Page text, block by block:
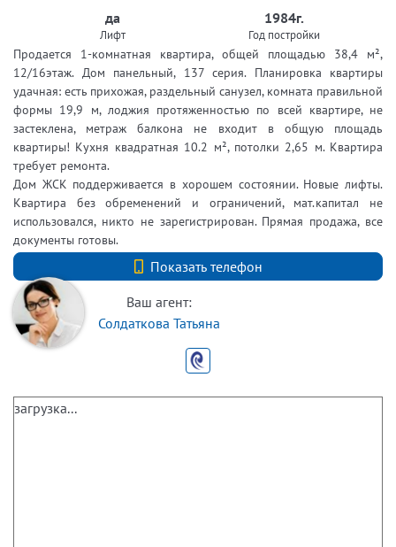
да
Лифт
1984г.
Год постройки
Продается 1-комнатная квартира, общей площадью 38,4 м²,
12/16этаж. Дом панельный, 137 серия. Планировка квартиры
удачная: есть прихожая, раздельный санузел, комната правильной
формы 19,9 м, лоджия протяженностью по всей квартире, не
застеклена, метраж балкона не входит в общую площадь
квартиры! Кухня квадратная 10.2 м², потолки 2,65 м. Квартира
требует ремонта.
Дом ЖСК поддерживается в хорошем состоянии. Новые лифты.
Квартира без обременений и ограничений, мат.капитал не
использовался, никто не зарегистрирован. Прямая продажа, все
документы готовы.
Показать телефон
+7 (812) 740-70-40
Ваш агент:
Солдаткова Татьяна
загрузка...